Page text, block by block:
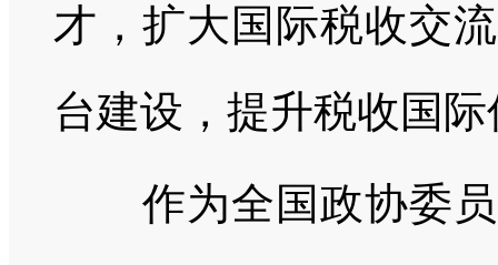
才，扩大国际税收交
台建设，提升税收国
作为全国政协委员